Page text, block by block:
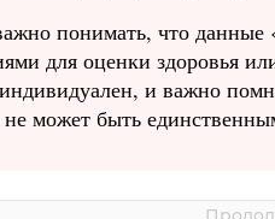
понимать, что данные
для оценки здоровья
и важно
не может быть